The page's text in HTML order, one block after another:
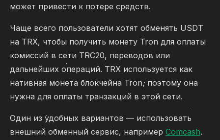
может привести к потере средств.
Чаще всего пользователи хотят обменять USDT
на TRX, чтобы получить монету Tron для оплаты
комиссий в сети TRC20, переводов или
дальнейших операций. TRX используется как
нативная монета блокчейна Tron, поэтому она
нужна для оплаты транзакций в этой сети.
Один из удобных вариантов — использовать
внешний обменный сервис, например Comcash.